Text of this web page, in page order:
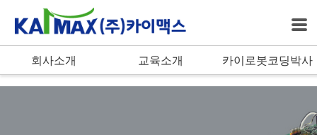
bool(true)
회사소개 교육소개 카이로봇코딩박사